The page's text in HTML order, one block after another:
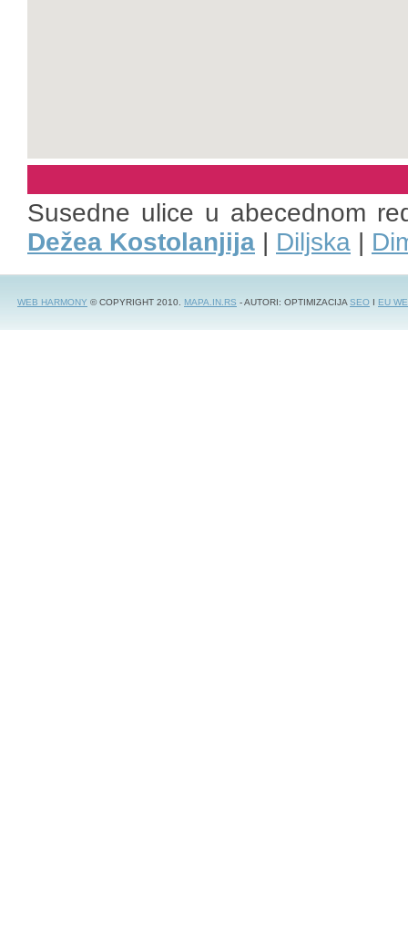
Susedne ulice u abecednom
Dežea Kostolanjija | Diljska |
WEB HARMONY © COPYRIGHT 2010. MAPA.IN.RS - AUTORI: OPTIMIZACIJASEO I EU